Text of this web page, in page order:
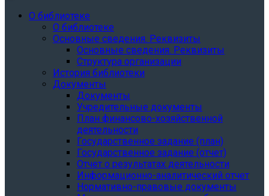
О библиотеке
О библиотеке
Основные сведения. Реквизиты
Основные сведения. Реквизиты
Структура организации
История библиотеки
Документы
Документы
Учредительные документы
План финансово-хозяйственной
деятельности
Государственное задание (план)
Государственное задание (отчет)
Отчет о результатах деятельности
Информационно-аналитический отчет
Нормативно-правовые документы